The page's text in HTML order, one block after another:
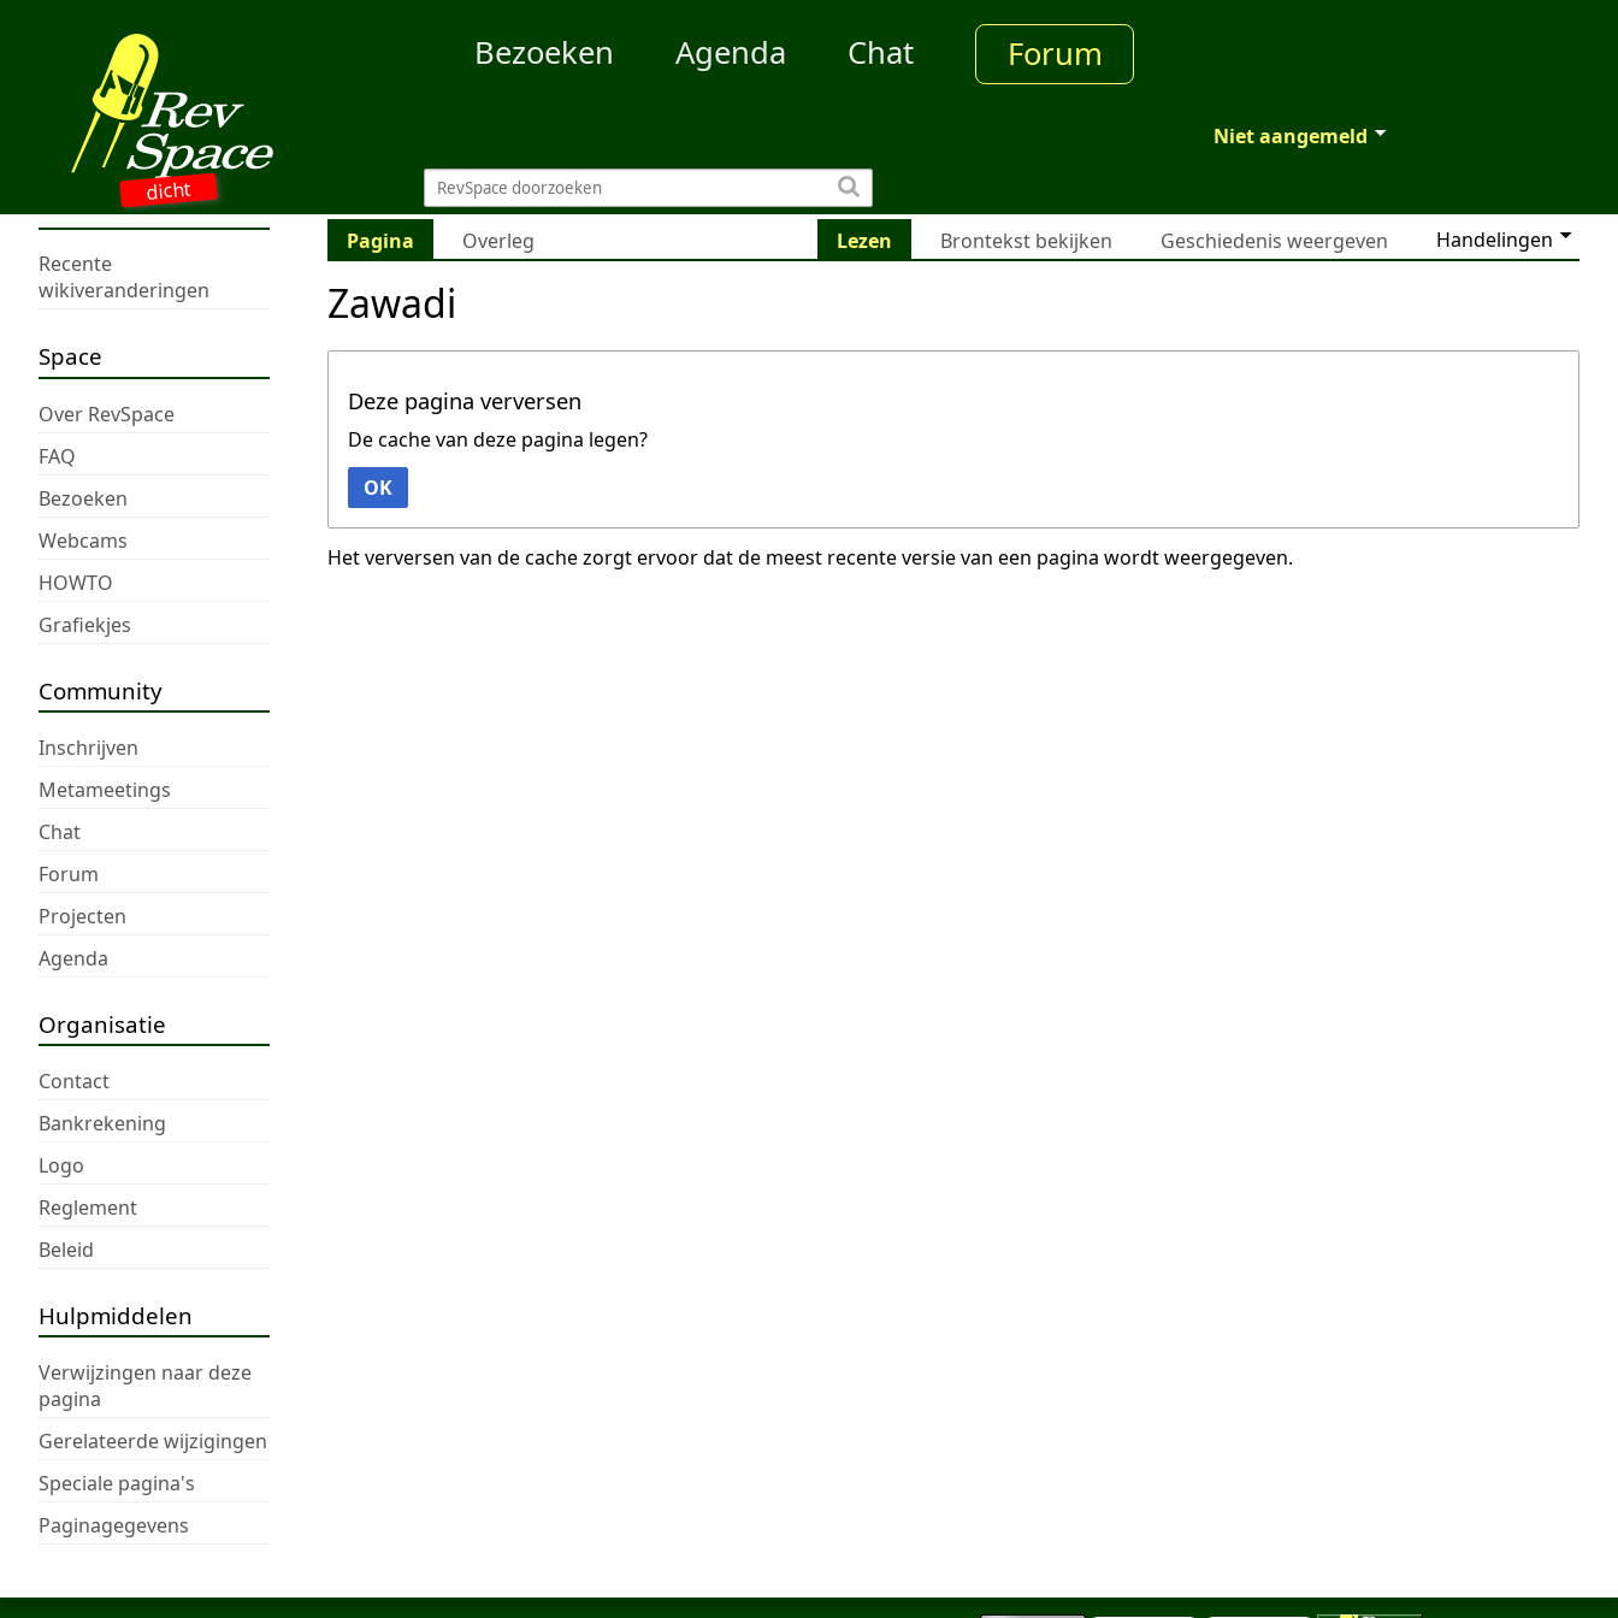
dicht
Bezoeken Agenda Chat Forum
Niet aangemeld
Recente
wikiveranderingen
Space
Over RevSpace
FAQ
Bezoeken
Webcams
HOWTO
Grafiekjes
Community
Inschrijven
Metameetings
Chat
Forum
Projecten
Agenda
Organisatie
Contact
Bankrekening
Logo
Reglement
Beleid
Hulpmiddelen
Verwijzingen naar deze
pagina
Gerelateerde wijzigingen
Speciale pagina's
Paginagegevens
Pagina Overleg Handelingen
Lezen Brontekst bekijken Geschiedenis weergeven
Zawadi
Deze pagina verversen
De cache van deze pagina legen?
OK
Het verversen van de cache zorgt ervoor dat de meest recente versie van een pagina wordt weergegeven.